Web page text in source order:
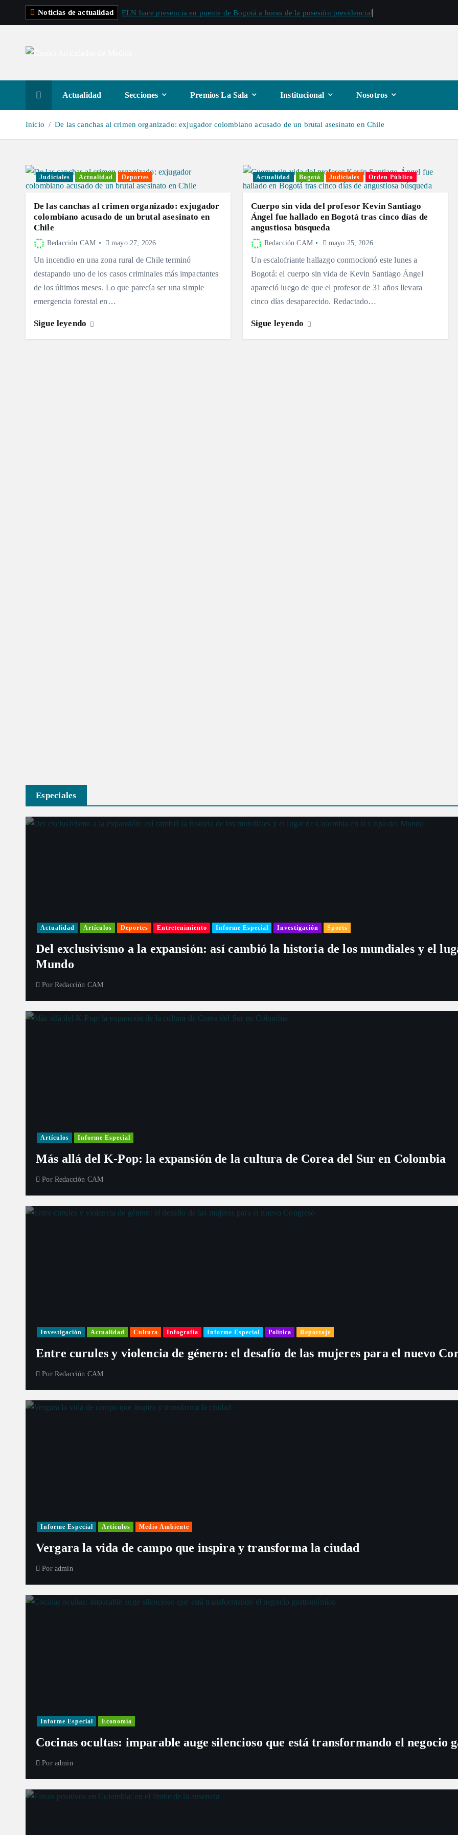
Noticias de actualidad ELN hace presencia en puente de Bogotá a horas de la posesión presidencial
Actualidad Secciones Premios La Sala Institucional Nosotros
Inicio De las canchas al crimen organizado: exjugador colombiano acusado de un brutal asesinato en Chile
Judiciales Actualidad Deportes
De las canchas al crimen organizado: exjugador
colombiano acusado de un brutal asesinato en
Chile
Redacción CAM mayo 27, 2026
Un incendio en una zona rural de Chile terminó
destapando uno de los casos criminales más impactantes
de los últimos meses. Lo que parecía ser una simple
emergencia forestal en…
Sigue leyendo
Actualidad Bogotá Judiciales Orden Público
Cuerpo sin vida del profesor Kevin Santiago
Ángel fue hallado en Bogotá tras cinco días de
angustiosa búsqueda
Redacción CAM mayo 25, 2026
Un escalofriante hallazgo conmocionó este lunes a
Bogotá: el cuerpo sin vida de Kevin Santiago Ángel
apareció luego de que el profesor de 31 años llevara
cinco días desaparecido. Redactado…
Sigue leyendo
Especiales
Actualidad Artículos Deportes Entretenimiento Informe Especial Investigación Sports
Del exclusivismo a la expansión: así cambió la historia de los mundiales y el
Mundo
Por Redacción CAM
Artículos Informe Especial
Más allá del K-Pop: la expansión de la cultura de Corea del Sur en Colombia
Por Redacción CAM
Investigación Actualidad Cultura Infografía Informe Especial Política Reportaje
Entre curules y violencia de género: el desafío de las mujeres para el nuevo
Por Redacción CAM
Informe Especial Artículos Medio Ambiente
Vergara la vida de campo que inspira y transforma la ciudad
Por admin
Informe Especial Economía
Cocinas ocultas: imparable auge silencioso que está transformando el negocio
Por admin